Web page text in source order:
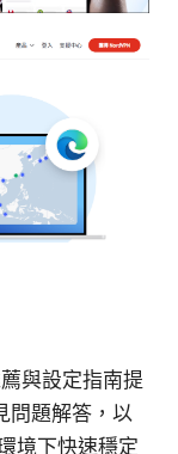
與設定指南提
問題解答，以
境下快速穩定